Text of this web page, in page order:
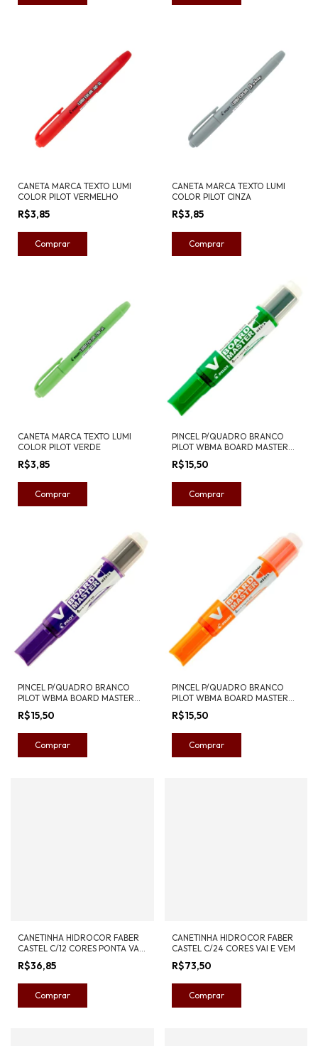
CANETA MARCA TEXTO LUMI
COLOR PILOT VERMELHO
R$3,85
CANETA MARCA TEXTO LUMI
COLOR PILOT CINZA
R$3,85
CANETA MARCA TEXTO LUMI
COLOR PILOT VERDE
R$3,85
PINCEL P/QUADRO BRANCO
PILOT WBMA BOARD MASTER
VERDE
R$15,50
PINCEL P/QUADRO BRANCO
PILOT WBMA BOARD MASTER
VIOLETA
R$15,50
PINCEL P/QUADRO BRANCO
PILOT WBMA BOARD MASTER
LARANJA
R$15,50
CANETINHA HIDROCOR FABER
CASTEL C/12 CORES PONTA VAI
E VEM
R$36,85
CANETINHA HIDROCOR FABER
CASTEL C/24 CORES VAI E VEM
R$73,50